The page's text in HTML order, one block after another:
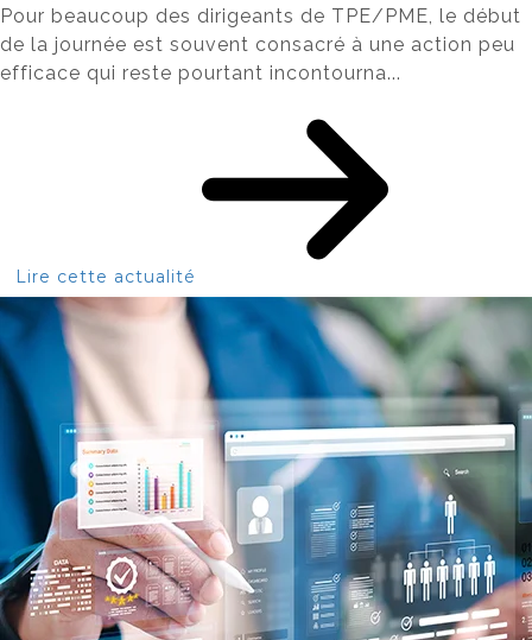
Pour beaucoup des dirigeants de TPE/PME, le début
de la journée est souvent consacré à une action peu
efficace qui reste pourtant incontourna...
Lire cette actualité